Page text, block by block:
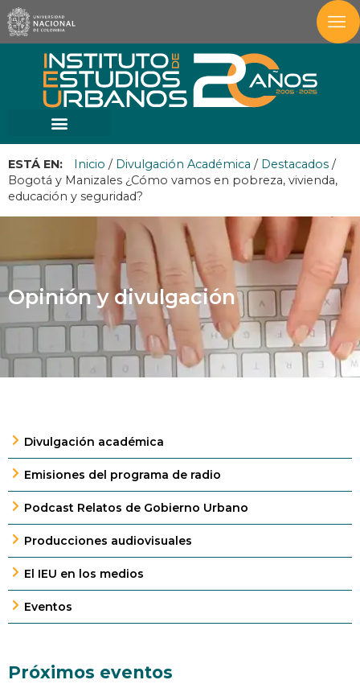
ESTÁ EN: Inicio / Divulgación Académica / Destacados /
Bogotá y Manizales ¿Cómo vamos en pobreza, vivienda,
educación y seguridad?
Opinión y divulgación
Divulgación académica
Emisiones del programa de radio
Podcast Relatos de Gobierno Urbano
Producciones audiovisuales
El IEU en los medios
Eventos
Próximos eventos